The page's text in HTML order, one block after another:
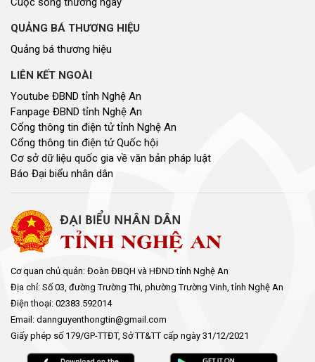
QUẢNG BÁ THƯƠNG HIỆU
Quảng bá thương hiệu
LIÊN KẾT NGOÀI
Youtube ĐBND tỉnh Nghệ An
Fanpage ĐBND tỉnh Nghệ An
Cổng thông tin điện tử tỉnh Nghệ An
Cổng thông tin điện tử Quốc hội
Cơ sở dữ liệu quốc gia về văn bản pháp luật
Báo Đại biểu nhân dân
Cơ quan chủ quản: Đoàn ĐBQH và HĐND tỉnh Nghệ An
Địa chỉ: Số 03, đường Trường Thi, phường Trường Vinh, tỉnh Nghệ An
Điện thoại: 02383.592014
Email: dannguyenthongtin@gmail.com
Giấy phép số 179/GP-TTĐT, Sở TT&TT cấp ngày 31/12/2021